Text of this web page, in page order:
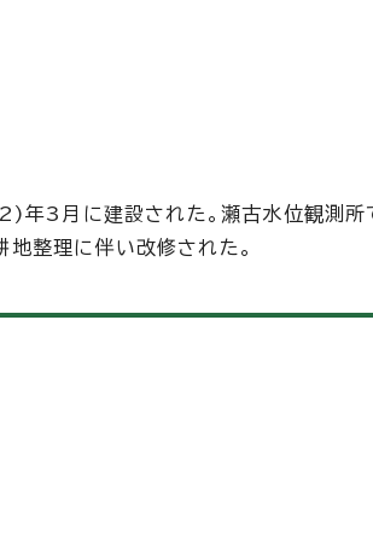
3月に建設された。瀬古水位観測所
整理に伴い改修された。